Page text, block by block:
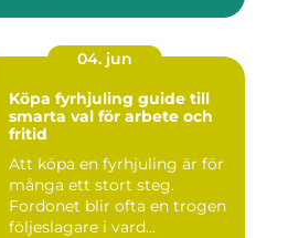
04. jun
Köpa fyrhjuling guide till
smarta val för arbete och
fritid
Att köpa en fyrhjuling är för
många ett stort steg.
Fordonet blir ofta en trogen
följeslagare i vard...